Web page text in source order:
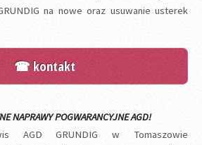
na nowe oraz usuwanie usterek
☎ kontakt
NAPRAWY POGWARANCYJNE AGD!
AGD GRUNDIG w Tomaszowie